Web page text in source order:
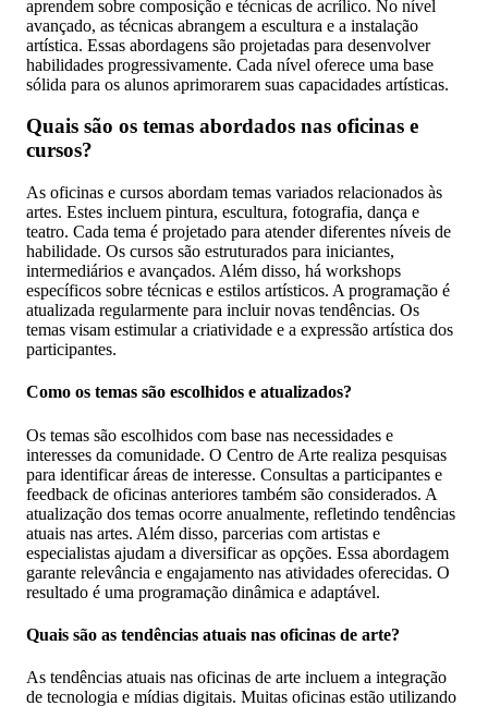
aprendem sobre composição e técnicas de acrílico. No nível
avançado, as técnicas abrangem a escultura e a instalação
artística. Essas abordagens são projetadas para desenvolver
habilidades progressivamente. Cada nível oferece uma base
sólida para os alunos aprimorarem suas capacidades artísticas.
Quais são os temas abordados nas oficinas e
cursos?
As oficinas e cursos abordam temas variados relacionados às
artes. Estes incluem pintura, escultura, fotografia, dança e
teatro. Cada tema é projetado para atender diferentes níveis de
habilidade. Os cursos são estruturados para iniciantes,
intermediários e avançados. Além disso, há workshops
específicos sobre técnicas e estilos artísticos. A programação é
atualizada regularmente para incluir novas tendências. Os
temas visam estimular a criatividade e a expressão artística dos
participantes.
Como os temas são escolhidos e atualizados?
Os temas são escolhidos com base nas necessidades e
interesses da comunidade. O Centro de Arte realiza pesquisas
para identificar áreas de interesse. Consultas a participantes e
feedback de oficinas anteriores também são considerados. A
atualização dos temas ocorre anualmente, refletindo tendências
atuais nas artes. Além disso, parcerias com artistas e
especialistas ajudam a diversificar as opções. Essa abordagem
garante relevância e engajamento nas atividades oferecidas. O
resultado é uma programação dinâmica e adaptável.
Quais são as tendências atuais nas oficinas de arte?
As tendências atuais nas oficinas de arte incluem a integração
de tecnologia e mídias digitais. Muitas oficinas estão utilizando